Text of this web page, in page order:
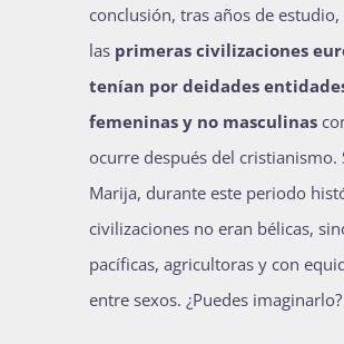
conclusión, tras años de
las primeras civilizaciones
tenían por deidades
femeninas y no masculinas
ocurre después del cristianismo.
Marija, durante este periodo
civilizaciones no eran bélicas,
pacíficas, agricultoras y con
entre sexos. ¿Puedes imaginarlo?